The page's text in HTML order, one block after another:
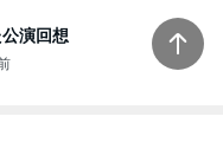
演回想